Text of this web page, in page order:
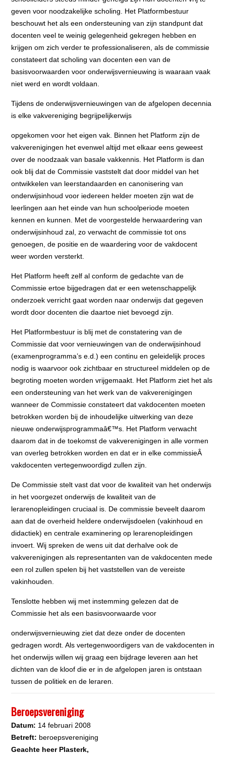
geven voor noodzakelijke scholing. Het Platformbestuur
beschouwt het als een ondersteuning van zijn standpunt dat
docenten veel te weinig gelegenheid gekregen hebben en
krijgen om zich verder te professionaliseren, als de commissie
constateert dat scholing van docenten een van de
basisvoorwaarden voor onderwijsvernieuwing is waaraan vaak
niet werd en wordt voldaan.
Tijdens de onderwijsvernieuwingen van de afgelopen decennia
is elke vakvereniging begrijpelijkerwijs
opgekomen voor het eigen vak. Binnen het Platform zijn de
vakverenigingen het evenwel altijd met elkaar eens geweest
over de noodzaak van basale vakkennis. Het Platform is dan
ook blij dat de Commissie vaststelt dat door middel van het
ontwikkelen van leerstandaarden en canonisering van
onderwijsinhoud voor iedereen helder moeten zijn wat de
leerlingen aan het einde van hun schoolperiode moeten
kennen en kunnen. Met de voorgestelde herwaardering van
onderwijsinhoud zal, zo verwacht de commissie tot ons
genoegen, de positie en de waardering voor de vakdocent
weer worden versterkt.
Het Platform heeft zelf al conform de gedachte van de
Commissie ertoe bijgedragen dat er een wetenschappelijk
onderzoek verricht gaat worden naar onderwijs dat gegeven
wordt door docenten die daartoe niet bevoegd zijn.
Het Platformbestuur is blij met de constatering van de
Commissie dat voor vernieuwingen van de onderwijsinhoud
(examenprogramma’s e.d.) een continu en geleidelijk proces
nodig is waarvoor ook zichtbaar en structureel middelen op de
begroting moeten worden vrijgemaakt. Het Platform ziet het als
een ondersteuning van het werk van de vakverenigingen
wanneer de Commissie constateert dat vakdocenten moeten
betrokken worden bij de inhoudelijke uitwerking van deze
nieuwe onderwijsprogrammaâ€™s. Het Platform verwacht
daarom dat in de toekomst de vakverenigingen in alle vormen
van overleg betrokken worden en dat er in elke commissieÂ
vakdocenten vertegenwoordigd zullen zijn.
De Commissie stelt vast dat voor de kwaliteit van het onderwijs
in het voorgezet onderwijs de kwaliteit van de
lerarenopleidingen cruciaal is. De commissie beveelt daarom
aan dat de overheid heldere onderwijsdoelen (vakinhoud en
didactiek) en centrale examinering op lerarenopleidingen
invoert. Wij spreken de wens uit dat derhalve ook de
vakverenigingen als representanten van de vakdocenten mede
een rol zullen spelen bij het vaststellen van de vereiste
vakinhouden.
Tenslotte hebben wij met instemming gelezen dat de
Commissie het als een basisvoorwaarde voor
onderwijsvernieuwing ziet dat deze onder de docenten
gedragen wordt. Als vertegenwoordigers van de vakdocenten in
het onderwijs willen wij graag een bijdrage leveren aan het
dichten van de kloof die er in de afgelopen jaren is ontstaan
tussen de politiek en de leraren.
Beroepsvereniging
Datum: 14 februari 2008
Betreft: beroepsvereniging
Geachte heer Plasterk,